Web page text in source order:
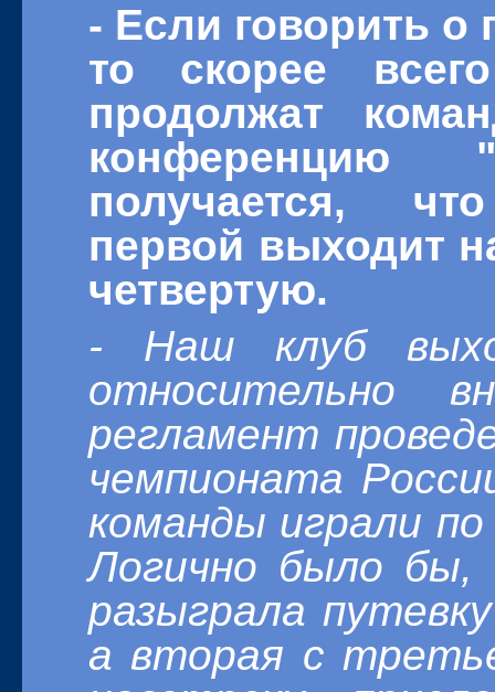
- Если говорить
то скорее
продолжат
получается,
первой выходит
четвертую.
- Наш клуб
относительно
регламент
чемпионата
команды играли
Логично было бы,
разыграла
а вторая с